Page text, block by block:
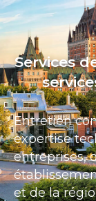
Services
Entretien
expertise
entreprises,
et de la